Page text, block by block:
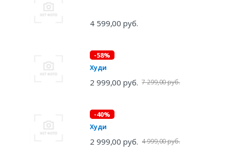
4 599,00 руб.
-58%
Худи
2 999,00 руб. 7 299,00 руб.
-40%
Худи
2 999,00 руб. 4 999,00 руб.